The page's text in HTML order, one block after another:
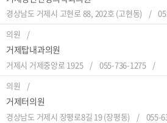
경상남도 거제시 고현로 88, 202호 (고현동)
의원
거제탑내과의원
거제시 거제중앙로 1925
055-736-1275
의원
거제터의원
경상남도 거제시 장평로8길 19 (장평동)
055-